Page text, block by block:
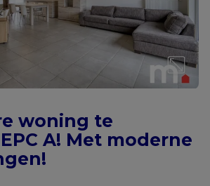
woning te
A! Met moderne